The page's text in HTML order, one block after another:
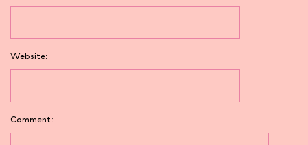
Website:
Comment: